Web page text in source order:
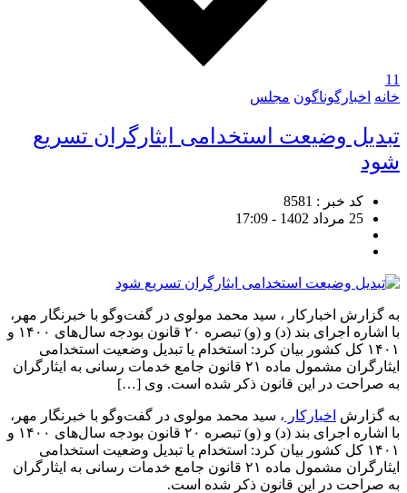
11
خانه اخبارگوناگون مجلس
تبدیل وضیعت استخدامی ایثارگران تسریع
شود
کد خبر : 8581
25 مرداد 1402 - 17:09
به گزارش اخبارکار ، سید محمد مولوی در گفت‌وگو با خبرنگار مهر،
با اشاره اجرای بند (د) و (و) تبصره ۲۰ قانون بودجه سال‌های ۱۴۰۰ و
۱۴۰۱ کل کشور بیان کرد: استخدام یا تبدیل وضعیت استخدامی
ایثارگران مشمول ماده ۲۱ قانون جامع خدمات رسانی به ایثارگران
به صراحت در این قانون ذکر شده است. وی […]
به گزارش اخبارکار ، سید محمد مولوی در گفت‌وگو با خبرنگار مهر،
با اشاره اجرای بند (د) و (و) تبصره ۲۰ قانون بودجه سال‌های ۱۴۰۰ و
۱۴۰۱ کل کشور بیان کرد: استخدام یا تبدیل وضعیت استخدامی
ایثارگران مشمول ماده ۲۱ قانون جامع خدمات رسانی به ایثارگران
به صراحت در این قانون ذکر شده است.